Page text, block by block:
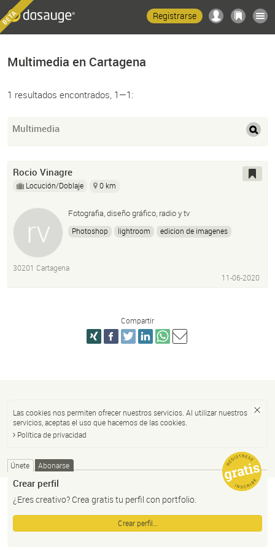
Registrarse
Multimedia en Cartagena
1 resultados encontrados, 1—1:
Multimedia
Rocio Vinagre
Locución/Doblaje 0 km
Fotografia, diseño gráfico, radio y tv
Photoshop lightroom edicion de imagenes
30201 Cartagena
11-06-2020
Compartir
Las cookies nos permiten ofrecer nuestros servicios. Al utilizar nuestros
servicios, aceptas el uso que hacemos de las cookies.
Política de privacidad
Únete Abonarse
Crear perfil
¿Eres creativo? Crea gratis tu perfil con portfolio.
Crear perfil…